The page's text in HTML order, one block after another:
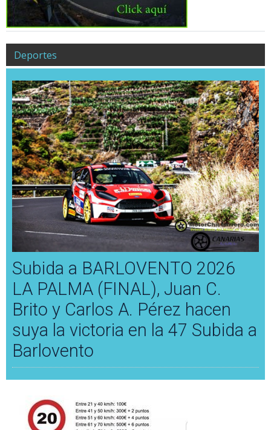
Deportes
Subida a BARLOVENTO 2026
LA PALMA (FINAL), Juan C.
Brito y Carlos A. Pérez hacen
suya la victoria en la 47 Subida a
Barlovento